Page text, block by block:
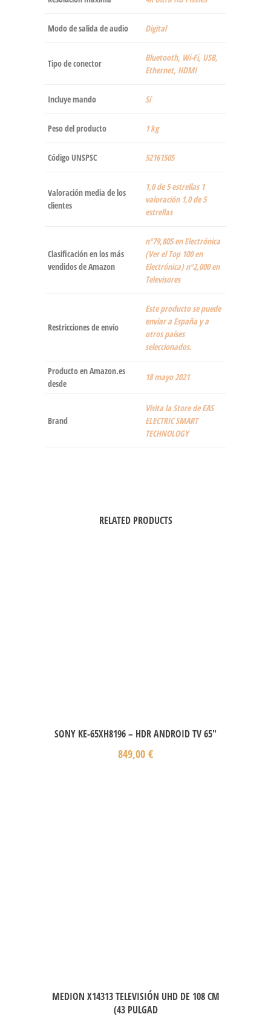
Modo de salida de audio ‎Digital
Tipo de conector
‎Bluetooth, Wi-Fi, USB,
Ethernet, HDMI
Incluye mando ‎Sí
Peso del producto ‎1 kg
Código UNSPSC 52161505
Valoración media de los
clientes
1,0 de 5 estrellas 1
valoración 1,0 de 5
estrellas
Clasificación en los más
vendidos de Amazon
nº79,805 en Electrónica
(Ver el Top 100 en
Electrónica) nº2,000 en
Televisores
Restricciones de envío
Este producto se puede
enviar a España y a
otros países
seleccionados.
Producto en Amazon.es
desde
18 mayo 2021
Brand
Visita la Store de EAS
ELECTRIC SMART
TECHNOLOGY
RELATED PRODUCTS
SONY KE-65XH8196 – HDR ANDROID TV 65″
849,00 €
MEDION X14313 TELEVISIÓN UHD DE 108 CM
(43 PULGAD